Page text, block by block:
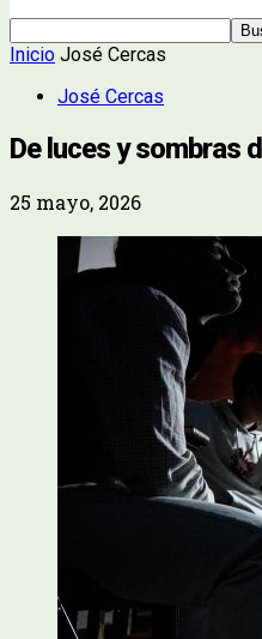
Inicio José Cercas
José Cercas
De luces y sombras
25 mayo, 2026